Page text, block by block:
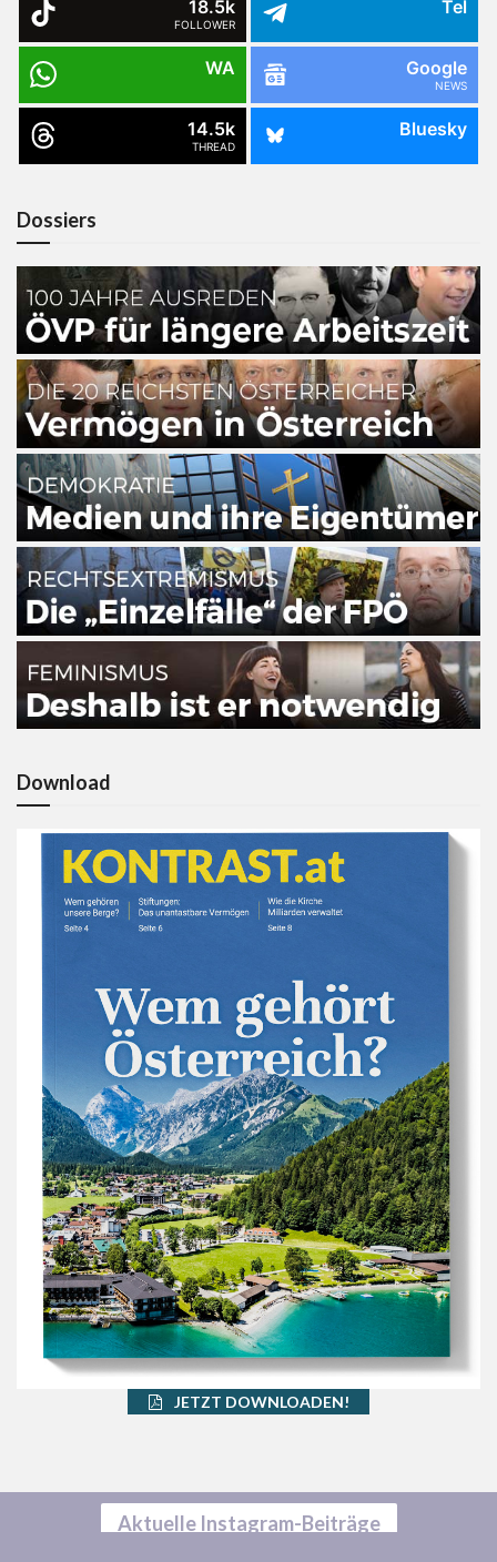
18.5k
FOLLOWER
Tel
WA Google
NEWS
14.5k
THREAD
Bluesky
Dossiers
Download
JETZT DOWNLOADEN!
Aktuelle Instagram-Beiträge